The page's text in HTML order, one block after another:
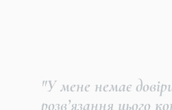
"У мене немає
розв’язання цього